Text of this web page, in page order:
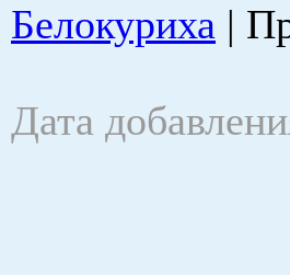
Белокуриха |
Дата